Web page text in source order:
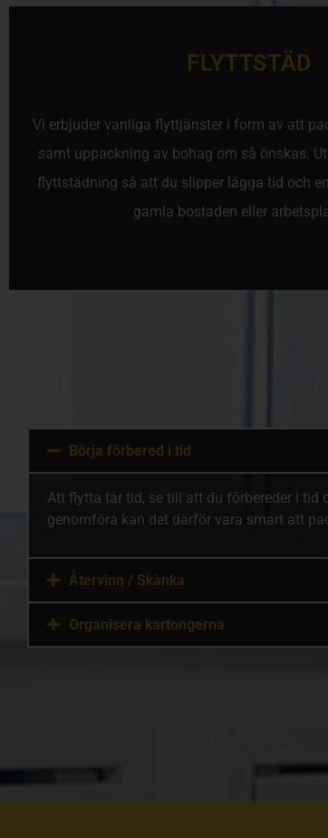
FLYTTSTÄD
Vi erbjuder vanliga flyttjänster i form av att
samt uppackning av bohag om så önskas.
flyttstädning så att du slipper lägga tid och
gamla bostaden eller
Börja förbered i tid
Att flytta tar tid, se till att du förbereder i
genomföra kan det därför vara smart att
Återvinn / Skänka
Organisera kartongerna